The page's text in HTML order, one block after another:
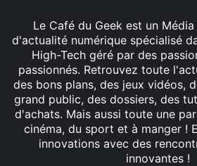
Le Café du Geek est un
d'actualité numérique spécialisé
High-Tech géré par des
passionnés. Retrouvez toute
des bons plans, des jeux vidéos,
grand public, des dossiers, des
d'achats. Mais aussi toute une
cinéma, du sport et à manger !
innovations avec des
innovantes !